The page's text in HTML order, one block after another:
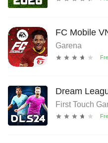
FC Mobile
Garena
Dream
First Touch